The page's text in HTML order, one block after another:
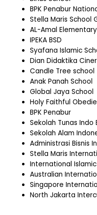
BPK Penabur
Stella Maris School
AL-Amal
IPEKA BSD
Syafana Islamic
Dian Didaktika
Candle Tree school
Anak Panah School
Global Jaya School
Holy Faithful
BPK Penabur
Sekolah Tunas Indo
Sekolah Alam
Administrasi Bisnis
Stella Maris
International
Australian
Singapore
North Jakarta